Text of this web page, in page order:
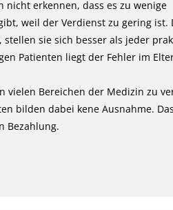
nicht erkennen, dass es zu wenige
weil der Verdienst zu gering ist.
stellen sie sich besser als jeder
Patienten liegt der Fehler im
vielen Bereichen der Medizin zu
bilden dabei kene Ausnahme.
Bezahlung.